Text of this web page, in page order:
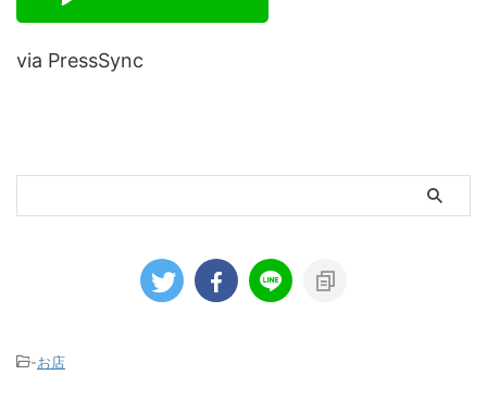
via PressSync
-お店